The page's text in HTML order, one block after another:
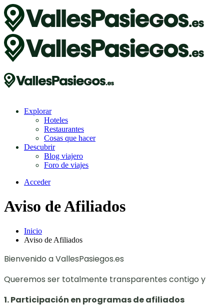
Explorar
Hoteles
Restaurantes
Cosas que hacer
Descubrir
Blog viajero
Foro de viajes
Acceder
Aviso de Afiliados
Inicio
Aviso de Afiliados
Bienvenido a VallesPasiegos.es
Queremos ser totalmente transparentes contigo
1. Participación en programas de afiliados